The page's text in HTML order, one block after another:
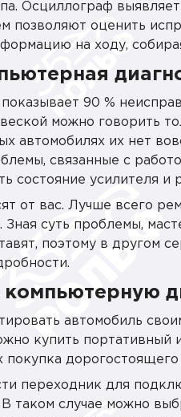
Осциллограф
позволяют оценить
на ходу,
90 %
можно говорить
автомобилях их нет
связанные с
состояние усилителя и
от вас. Лучше всего
Зная суть проблемы,
поэтому в другом
автомобиль
купить портативный
покупка
переходник для
таком случае можно